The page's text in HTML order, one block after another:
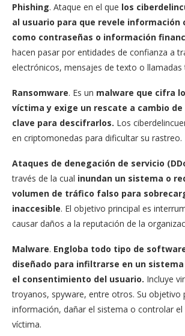
Phishing. Ataque en el que los
al usuario para que revele información
como contraseñas o información
hacen pasar por entidades de confianza a
electrónicos, mensajes de texto o llamadas
Ransomware. Es un malware que cifra
víctima y exige un rescate a cambio
clave para descifrarlos. Los
en criptomonedas para dificultar su rastreo.
Ataques de denegación de servicio
través de la cual inundan un sistema o
volumen de tráfico falso para
inaccesible. El objetivo principal es
causar daños a la reputación de la
Malware. Engloba todo tipo de
diseñado para infiltrarse en un
el consentimiento del usuario. Incluye
troyanos, spyware, entre otros. Su objetivo
información, dañar el sistema o controlar el
víctima.